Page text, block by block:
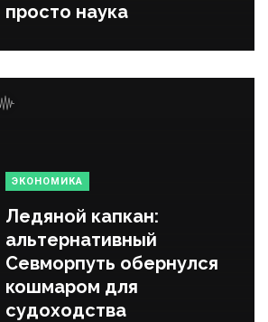
просто наука
ЭКОНОМИКА
Ледяной капкан:
альтернативный
Севморпуть обернулся
кошмаром для
судоходства